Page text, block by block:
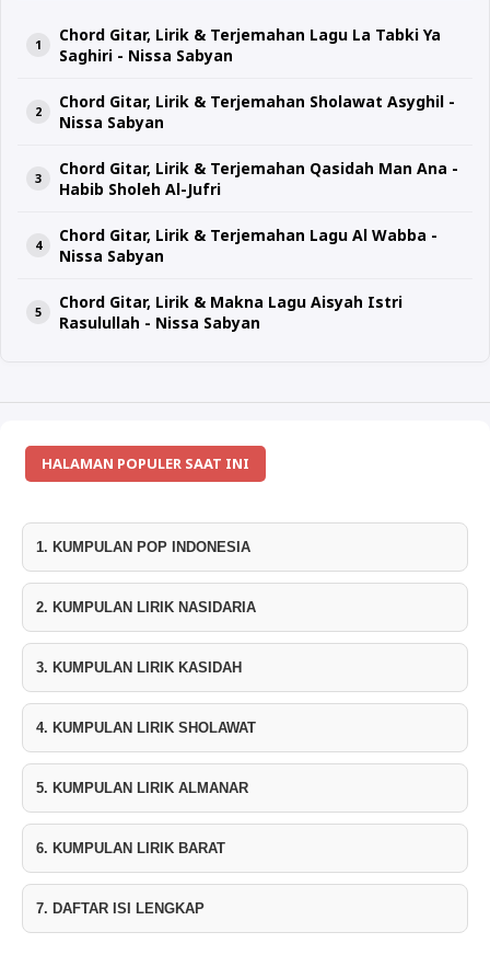
Chord Gitar, Lirik & Terjemahan Lagu La Tabki Ya
Saghiri - Nissa Sabyan
Chord Gitar, Lirik & Terjemahan Sholawat Asyghil -
Nissa Sabyan
Chord Gitar, Lirik & Terjemahan Qasidah Man Ana -
Habib Sholeh Al-Jufri
Chord Gitar, Lirik & Terjemahan Lagu Al Wabba -
Nissa Sabyan
Chord Gitar, Lirik & Makna Lagu Aisyah Istri
Rasulullah - Nissa Sabyan
HALAMAN POPULER SAAT INI
1. KUMPULAN POP INDONESIA
2. KUMPULAN LIRIK NASIDARIA
3. KUMPULAN LIRIK KASIDAH
4. KUMPULAN LIRIK SHOLAWAT
5. KUMPULAN LIRIK ALMANAR
6. KUMPULAN LIRIK BARAT
7. DAFTAR ISI LENGKAP